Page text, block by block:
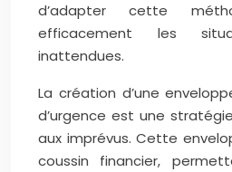
d’adapter cette
efficacement les
inattendues.
La création d’une
d’urgence est une
aux imprévus. Cette
coussin financier,